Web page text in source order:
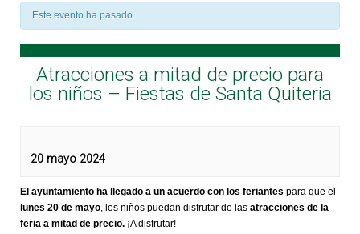
Este evento ha pasado.
Atracciones a mitad de precio para
los niños – Fiestas de Santa Quiteria
20 mayo 2024
El ayuntamiento ha llegado a un acuerdo con los feriantes para que el
lunes 20 de mayo, los niños puedan disfrutar de las atracciones de la
feria a mitad de precio. ¡A disfrutar!